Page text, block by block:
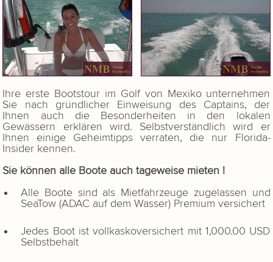
Ihre erste Bootstour im Golf von Mexiko unternehmen
Sie nach gründlicher Einweisung des Captains, der
Ihnen auch die Besonderheiten in den lokalen
Gewässern erklären wird. Selbstverständlich wird er
Ihnen einige Geheimtipps verraten, die nur Florida-
Insider kennen.
Sie können alle Boote auch tageweise mieten !
Alle Boote sind als Mietfahrzeuge zugelassen und
SeaTow (ADAC auf dem Wasser) Premium versichert
Jedes Boot ist vollkaskoversichert mit 1,000.00 USD
Selbstbehalt